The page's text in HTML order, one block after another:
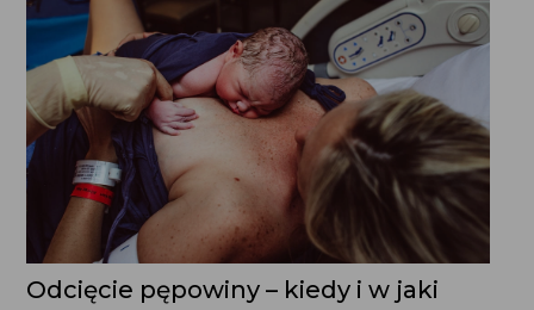
Odcięcie pępowiny – kiedy i w jaki